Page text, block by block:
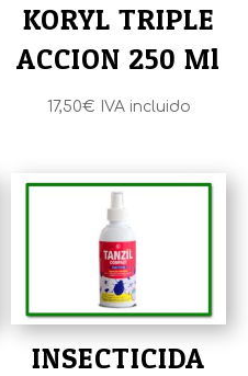
KORYL TRIPLE
ACCION 250 Ml
17,50€ IVA incluido
INSECTICIDA